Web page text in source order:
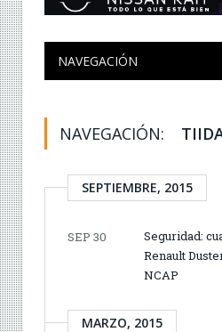
NAVEGACIÓN
NAVEGACIÓN:
SEPTIEMBRE, 2015
SEP 30
Seguridad:
Renault
NCAP
MARZO, 2015